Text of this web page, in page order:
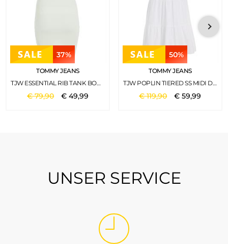
37%
TOMMY JEANS
TJW ESSENTIAL RIB TANK BODYCON MINTY
€79,90 €49,99
50%
TOMMY JEANS
TJW POPLIN TIERED SS MIDI DRESS WHITE
€119,90 €59,99
UNSER SERVICE